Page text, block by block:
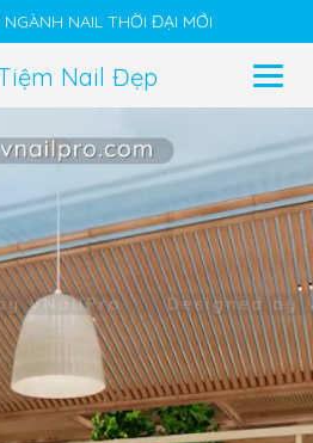
NAIL THỜI ĐẠI MỚI
Nail Đẹp